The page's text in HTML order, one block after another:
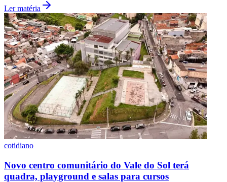
Grêmio
Ler matéria
cotidiano
Novo centro comunitário do Vale do Sol terá
quadra, playground e salas para cursos